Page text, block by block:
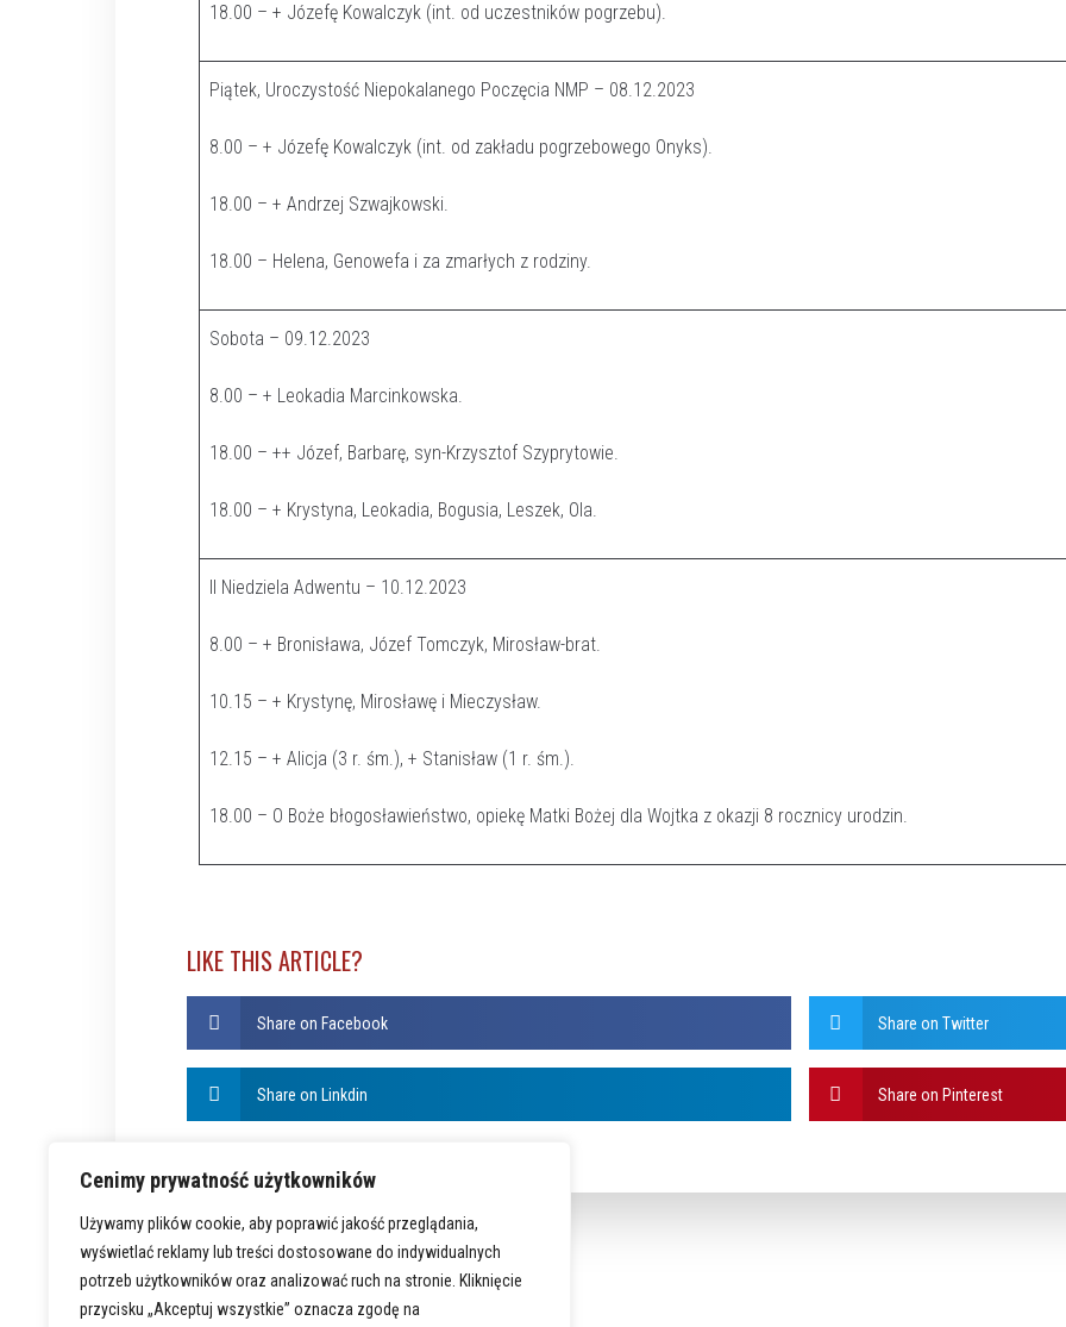
Cenimy prywatność użytkowników
Używamy plików cookie, aby poprawić jakość przeglądania,
wyświetlać reklamy lub treści dostosowane do indywidualnych
potrzeb użytkowników oraz analizować ruch na stronie. Kliknięcie
przycisku „Akceptuj wszystkie” oznacza zgodę na
18.00 – + Józefę Kowalczyk (int. od uczestników pogrzebu).
Piątek, Uroczystość Niepokalanego Poczęcia NMP – 08.12.2023
8.00 – + Józefę Kowalczyk (int. od zakładu pogrzebowego Onyks).
18.00 – + Andrzej Szwajkowski.
18.00 – Helena, Genowefa i za zmarłych z rodziny.
Sobota – 09.12.2023
8.00 – + Leokadia Marcinkowska.
18.00 – ++ Józef, Barbarę, syn-Krzysztof Szyprytowie.
18.00 – + Krystyna, Leokadia, Bogusia, Leszek, Ola.
II Niedziela Adwentu – 10.12.2023
8.00 – + Bronisława, Józef Tomczyk, Mirosław-brat.
10.15 – + Krystynę, Mirosławę i Mieczysław.
12.15 – + Alicja (3 r. śm.), + Stanisław (1 r. śm.).
18.00 – O Boże błogosławieństwo, opiekę Matki Bożej dla Wojtka z okazji 8 rocznicy urodzin.
LIKE THIS ARTICLE?
Share on Facebook Share on Twitter
Share on Linkdin Share on Pinterest